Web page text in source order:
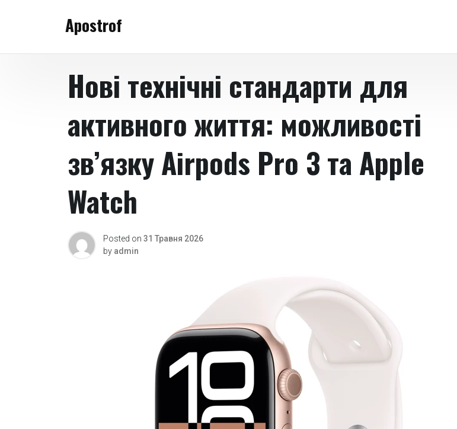
Apostrof
Нові технічні стандарти для
активного життя: можливості
зв’язку Airpods Pro 3 та Apple
Watch
Posted on 31 Травня 2026
by admin